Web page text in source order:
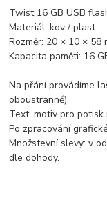
Twist 16 GB USB
Materiál: kov / plast.
Rozměr: 20 × 10 × 58
Kapacita paměti: 16
Na přání provádíme
oboustranně).
Text, motiv pro
Po zpracování
Množstevní slevy: v
dle dohody.